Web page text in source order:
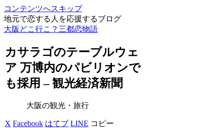
コンテンツへスキップ
地元で恋する人を応援するブログ
大阪どこ行こ？三都恋物語
カサラゴのテーブルウェ
ア 万博内のパビリオンで
も採用 –観光経済新聞
大阪の観光・旅行
X Facebook はてブ LINE コピー